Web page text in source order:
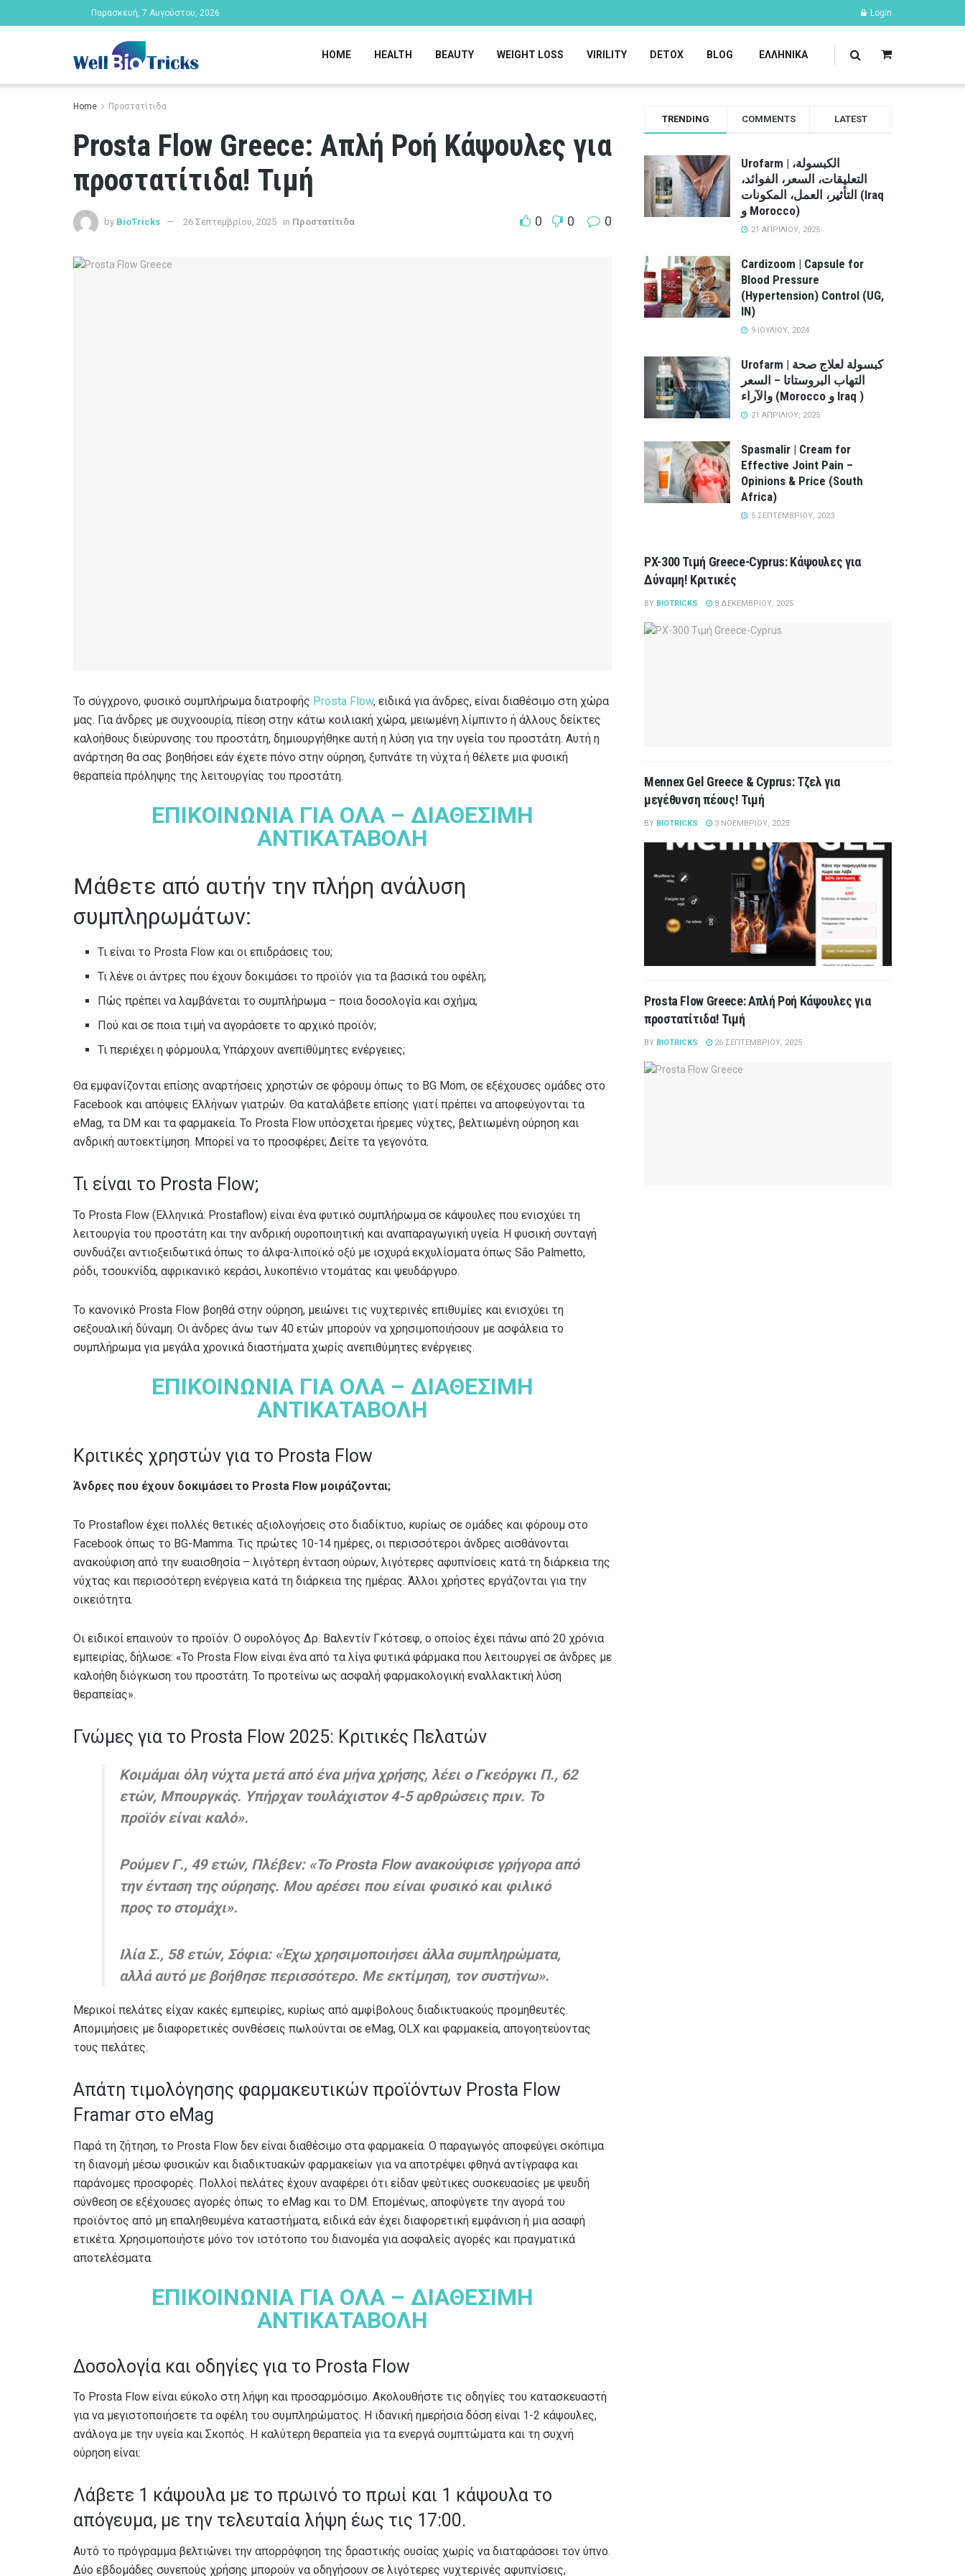
Παρασκευή, 7 Αυγούστου, 2026 Login
HOME HEALTH BEAUTY WEIGHT LOSS VIRILITY DETOX BLOG ΕΛΛΗΝΙΚΆ
Home Προστατίτιδα
Prosta Flow Greece: Απλή Ροή Κάψουλες για
προστατίτιδα! Τιμή
by BioTricks 26 Σεπτεμβρίου, 2025 in Προστατίτιδα 0 0 0
Το σύγχρονο, φυσικό συμπλήρωμα διατροφής Prosta Flow, ειδικά για άνδρες, είναι διαθέσιμο στη χώρα
μας. Για άνδρες με συχνοουρία, πίεση στην κάτω κοιλιακή χώρα, μειωμένη λίμπιντο ή άλλους δείκτες
καλοήθους διεύρυνσης του προστάτη, δημιουργήθηκε αυτή η λύση για την υγεία του προστάτη. Αυτή η
ανάρτηση θα σας βοηθήσει εάν έχετε πόνο στην ούρηση, ξυπνάτε τη νύχτα ή θέλετε μια φυσική
θεραπεία πρόληψης της λειτουργίας του προστάτη.
ΕΠΙΚΟΙΝΩΝΙΑ ΓΙΑ ΟΛΑ – ΔΙΑΘΕΣΙΜΗ
ΑΝΤΙΚΑΤΑΒΟΛΗ
Μάθετε από αυτήν την πλήρη ανάλυση
συμπληρωμάτων:
Τι είναι το Prosta Flow και οι επιδράσεις του;
Τι λένε οι άντρες που έχουν δοκιμάσει το προϊόν για τα βασικά του οφέλη;
Πώς πρέπει να λαμβάνεται το συμπλήρωμα – ποια δοσολογία και σχήμα;
Πού και σε ποια τιμή να αγοράσετε το αρχικό προϊόν;
Τι περιέχει η φόρμουλα; Υπάρχουν ανεπιθύμητες ενέργειες;
Θα εμφανίζονται επίσης αναρτήσεις χρηστών σε φόρουμ όπως το BG Mom, σε εξέχουσες ομάδες στο
Facebook και απόψεις Ελλήνων γιατρών. Θα καταλάβετε επίσης γιατί πρέπει να αποφεύγονται τα
eMag, τα DM και τα φαρμακεία. Το Prosta Flow υπόσχεται ήρεμες νύχτες, βελτιωμένη ούρηση και
ανδρική αυτοεκτίμηση. Μπορεί να το προσφέρει; Δείτε τα γεγονότα.
Τι είναι το Prosta Flow;
Το Prosta Flow (Ελληνικά: Prostaflow) είναι ένα φυτικό συμπλήρωμα σε κάψουλες που ενισχύει τη
λειτουργία του προστάτη και την ανδρική ουροποιητική και αναπαραγωγική υγεία. Η φυσική συνταγή
συνδυάζει αντιοξειδωτικά όπως το άλφα-λιποϊκό οξύ με ισχυρά εκχυλίσματα όπως São Palmetto,
ρόδι, τσουκνίδα, αφρικανικό κεράσι, λυκοπένιο ντομάτας και ψευδάργυρο.
Το κανονικό Prosta Flow βοηθά στην ούρηση, μειώνει τις νυχτερινές επιθυμίες και ενισχύει τη
σεξουαλική δύναμη. Οι άνδρες άνω των 40 ετών μπορούν να χρησιμοποιήσουν με ασφάλεια το
συμπλήρωμα για μεγάλα χρονικά διαστήματα χωρίς ανεπιθύμητες ενέργειες.
ΕΠΙΚΟΙΝΩΝΙΑ ΓΙΑ ΟΛΑ – ΔΙΑΘΕΣΙΜΗ
ΑΝΤΙΚΑΤΑΒΟΛΗ
Κριτικές χρηστών για το Prosta Flow
Άνδρες που έχουν δοκιμάσει το Prosta Flow μοιράζονται;
Το Prostaflow έχει πολλές θετικές αξιολογήσεις στο διαδίκτυο, κυρίως σε ομάδες και φόρουμ στο
Facebook όπως το BG-Mamma. Τις πρώτες 10-14 ημέρες, οι περισσότεροι άνδρες αισθάνονται
ανακούφιση από την ευαισθησία – λιγότερη ένταση ούρων, λιγότερες αφυπνίσεις κατά τη διάρκεια της
νύχτας και περισσότερη ενέργεια κατά τη διάρκεια της ημέρας. Άλλοι χρήστες εργάζονται για την
οικειότητα.
Οι ειδικοί επαινούν το προϊόν. Ο ουρολόγος Δρ. Βαλεντίν Γκότσεφ, ο οποίος έχει πάνω από 20 χρόνια
εμπειρίας, δήλωσε: «Το Prosta Flow είναι ένα από τα λίγα φυτικά φάρμακα που λειτουργεί σε άνδρες με
καλοήθη διόγκωση του προστάτη. Το προτείνω ως ασφαλή φαρμακολογική εναλλακτική λύση
θεραπείας».
Γνώμες για το Prosta Flow 2025: Κριτικές Πελατών
Κοιμάμαι όλη νύχτα μετά από ένα μήνα χρήσης, λέει ο Γκεόργκι Π., 62
ετών, Μπουργκάς. Υπήρχαν τουλάχιστον 4-5 αρθρώσεις πριν. Το
προϊόν είναι καλό».
Ρούμεν Γ., 49 ετών, Πλέβεν: «Το Prosta Flow ανακούφισε γρήγορα από
την ένταση της ούρησης. Μου αρέσει που είναι φυσικό και φιλικό
προς το στομάχι».
Ιλία Σ., 58 ετών, Σόφια: «Έχω χρησιμοποιήσει άλλα συμπληρώματα,
αλλά αυτό με βοήθησε περισσότερο. Με εκτίμηση, τον συστήνω».
Μερικοί πελάτες είχαν κακές εμπειρίες, κυρίως από αμφίβολους διαδικτυακούς προμηθευτές.
Απομιμήσεις με διαφορετικές συνθέσεις πωλούνται σε eMag, OLX και φαρμακεία, απογοητεύοντας
τους πελάτες.
Απάτη τιμολόγησης φαρμακευτικών προϊόντων Prosta Flow
Framar στο eMag
Παρά τη ζήτηση, το Prosta Flow δεν είναι διαθέσιμο στα φαρμακεία. Ο παραγωγός αποφεύγει σκόπιμα
τη διανομή μέσω φυσικών και διαδικτυακών φαρμακείων για να αποτρέψει φθηνά αντίγραφα και
παράνομες προσφορές. Πολλοί πελάτες έχουν αναφέρει ότι είδαν ψεύτικες συσκευασίες με ψευδή
σύνθεση σε εξέχουσες αγορές όπως το eMag και το DM. Επομένως, αποφύγετε την αγορά του
προϊόντος από μη επαληθευμένα καταστήματα, ειδικά εάν έχει διαφορετική εμφάνιση ή μια ασαφή
ετικέτα. Χρησιμοποιήστε μόνο τον ιστότοπο του διανομέα για ασφαλείς αγορές και πραγματικά
αποτελέσματα.
ΕΠΙΚΟΙΝΩΝΙΑ ΓΙΑ ΟΛΑ – ΔΙΑΘΕΣΙΜΗ
ΑΝΤΙΚΑΤΑΒΟΛΗ
Δοσολογία και οδηγίες για το Prosta Flow
Το Prosta Flow είναι εύκολο στη λήψη και προσαρμόσιμο. Ακολουθήστε τις οδηγίες του κατασκευαστή
για να μεγιστοποιήσετε τα οφέλη του συμπληρώματος. Η ιδανική ημερήσια δόση είναι 1-2 κάψουλες,
ανάλογα με την υγεία και Σκοπός. Η καλύτερη θεραπεία για τα ενεργά συμπτώματα και τη συχνή
ούρηση είναι:
Λάβετε 1 κάψουλα με το πρωινό το πρωί και 1 κάψουλα το
απόγευμα, με την τελευταία λήψη έως τις 17:00.
Αυτό το πρόγραμμα βελτιώνει την απορρόφηση της δραστικής ουσίας χωρίς να διαταράσσει τον ύπνο.
Δύο εβδομάδες συνεπούς χρήσης μπορούν να οδηγήσουν σε λιγότερες νυχτερινές αφυπνίσεις,
TRENDING COMMENTS LATEST
Urofarm | الكبسولة،
التعليقات، السعر، الفوائد،
التأثير، العمل، المكونات (Iraq
و Morocco)
21 ΑΠΡΙΛΊΟΥ, 2025
Cardizoom | Capsule for
Blood Pressure
(Hypertension) Control (UG,
IN)
9 ΙΟΥΛΊΟΥ, 2024
Urofarm | كبسولة لعلاج صحة
التهاب البروستاتا – السعر
والآراء (Morocco و Iraq )
21 ΑΠΡΙΛΊΟΥ, 2025
Spasmalir | Cream for
Effective Joint Pain –
Opinions & Price (South
Africa)
5 ΣΕΠΤΕΜΒΡΊΟΥ, 2023
PX-300 Τιμή Greece-Cyprus: Κάψουλες για
Δύναμη! Κριτικές
BY BIOTRICKS 8 ΔΕΚΕΜΒΡΊΟΥ, 2025
Mennex Gel Greece & Cyprus: Τζελ για
μεγέθυνση πέους! Τιμή
BY BIOTRICKS 3 ΝΟΕΜΒΡΊΟΥ, 2025
Prosta Flow Greece: Απλή Ροή Κάψουλες για
προστατίτιδα! Τιμή
BY BIOTRICKS 26 ΣΕΠΤΕΜΒΡΊΟΥ, 2025